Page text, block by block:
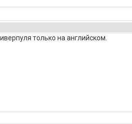
только на английском.